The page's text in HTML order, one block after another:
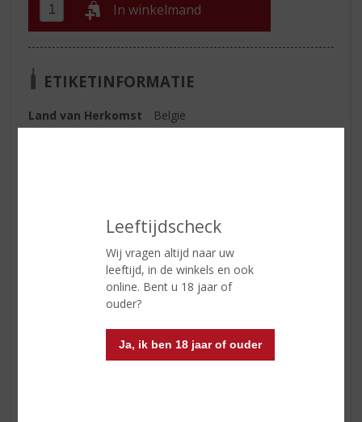
Leeftijdscheck
Wij vragen altijd naar uw
leeftijd, in de winkels en ook
online. Bent u 18 jaar of
ouder?
Ja, ik ben 18 jaar of ouder
In winkelmand
ETIKETINFORMATIE
Land van Herkomst
België
vanille, chocolade, licht kruidig en
zwarte peper
lang en warm
Reviews